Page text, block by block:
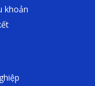
khoản